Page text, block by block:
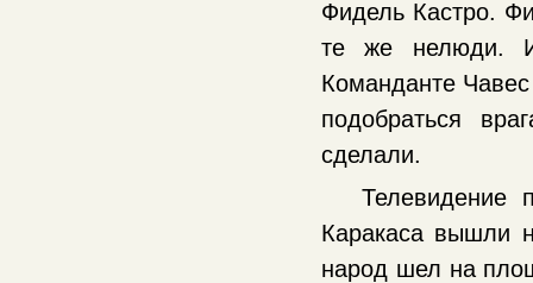
Фидель Кастро.
те же нелюди.
Команданте
подобраться
сделали.
Телевидение
Каракаса вышли
народ шел на